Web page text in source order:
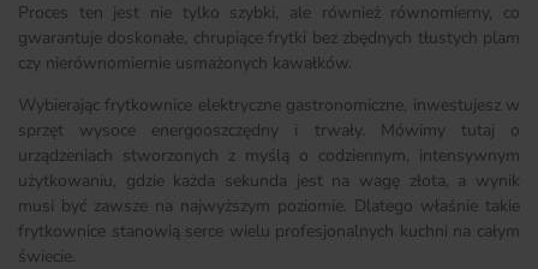
Proces ten jest nie tylko szybki, ale również równomierny, co
gwarantuje doskonałe, chrupiące frytki bez zbędnych tłustych plam
czy nierównomiernie usmażonych kawałków.
Wybierając frytkownice elektryczne gastronomiczne, inwestujesz w
sprzęt wysoce energooszczędny i trwały. Mówimy tutaj o
urządzeniach stworzonych z myślą o codziennym, intensywnym
użytkowaniu, gdzie każda sekunda jest na wagę złota, a wynik
musi być zawsze na najwyższym poziomie. Dlatego właśnie takie
frytkownice stanowią serce wielu profesjonalnych kuchni na całym
świecie.